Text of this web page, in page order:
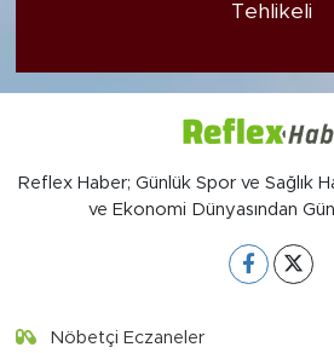
Tehlikeli
Reflex Haber; Günlük Spor ve Sağlık
ve Ekonomi Dünyasından
Nöbetçi Eczaneler